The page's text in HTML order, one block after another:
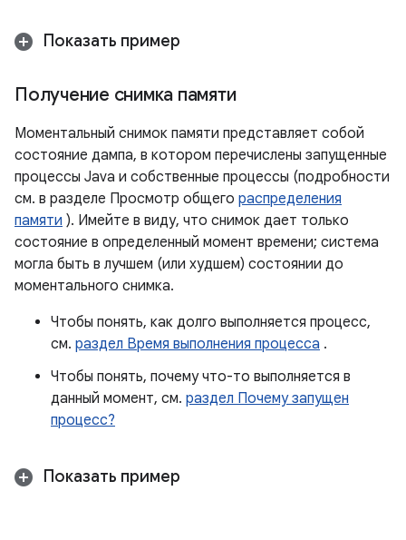
Показать пример
Получение снимка памяти
Моментальный снимок памяти представляет собой
состояние дампа, в котором перечислены запущенные
процессы Java и собственные процессы (подробности
см. в разделе Просмотр общего распределения
памяти ). Имейте в виду, что снимок дает только
состояние в определенный момент времени; система
могла быть в лучшем (или худшем) состоянии до
моментального снимка.
Чтобы понять, как долго выполняется процесс,
см. раздел Время выполнения процесса .
Чтобы понять, почему что-то выполняется в
данный момент, см. раздел Почему запущен
процесс?
Показать пример